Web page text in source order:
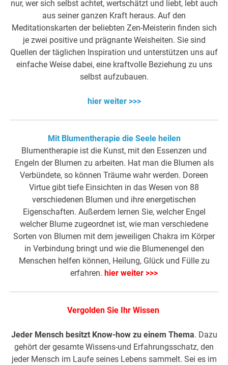
nur, wer sich selbst achtet, wertschätzt und liebt, lebt auch
aus seiner ganzen Kraft heraus. Auf den
Meditationskarten der beliebten Zen-Meisterin finden sich
je zwei positive und prägnante Weisheiten. Sie sind
Quellen der täglichen Inspiration und unterstützen uns auf
einfache Weise dabei, eine kraftvolle Beziehung zu uns
selbst aufzubauen.
hier weiter >>>
Mit Blumentherapie die Seele heilen
Blumentherapie ist die Kunst, mit den Essenzen und
Engeln der Blumen zu arbeiten. Hat man die Blumen als
Verbündete, so können Träume wahr werden. Doreen
Virtue gibt tiefe Einsichten in das Wesen von 88
verschiedenen Blumen und ihre energetischen
Eigenschaften. Außerdem lernen Sie, welcher Engel
welcher Blume zugeordnet ist, wie man verschiedene
Sorten von Blumen mit dem jeweiligen Chakra im Körper
in Verbindung bringt und wie die Blumenengel den
Menschen helfen können, Heilung, Glück und Fülle zu
erfahren. hier weiter >>>
Vergolden Sie Ihr Wissen
Jeder Mensch besitzt Know-how zu einem Thema. Dazu
gehört der gesamte Wissens-und Erfahrungsschatz, den
jeder Mensch im Laufe seines Lebens sammelt. Sei es im